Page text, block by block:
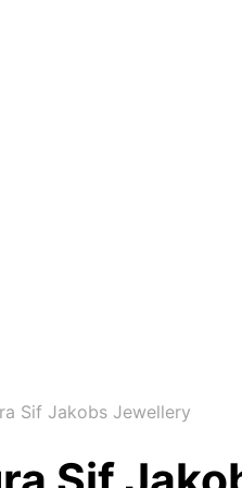
Sif Jakobs Jewellery